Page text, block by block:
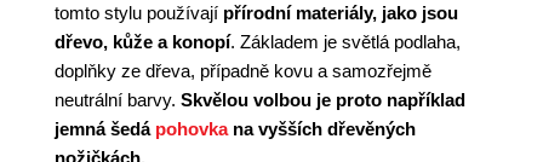
tomto stylu používají přírodní materiály, jako jsou
dřevo, kůže a konopí. Základem je světlá podlaha,
doplňky ze dřeva, případně kovu a samozřejmě
neutrální barvy. Skvělou volbou je proto například
jemná šedá pohovkana vyšších dřevěných
nožičkách.